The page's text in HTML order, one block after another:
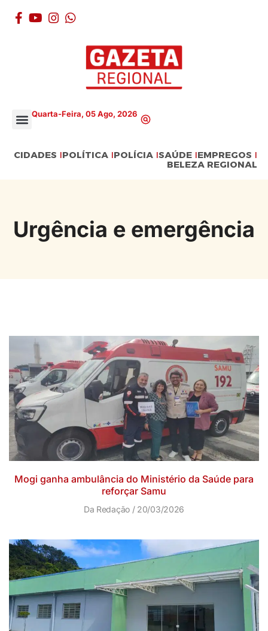
Quarta-Feira, 05 Ago, 2026
CIDADES POLÍTICA POLÍCIA SAÚDE EMPREGOS
BELEZA REGIONAL
Urgência e emergência
Mogi ganha ambulância do Ministério da Saúde para
reforçar Samu
Da Redação 20/03/2026